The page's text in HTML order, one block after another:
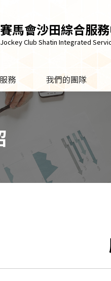
賽馬會沙田綜合服
Jockey Club Shatin Integrated
務 我們的團隊